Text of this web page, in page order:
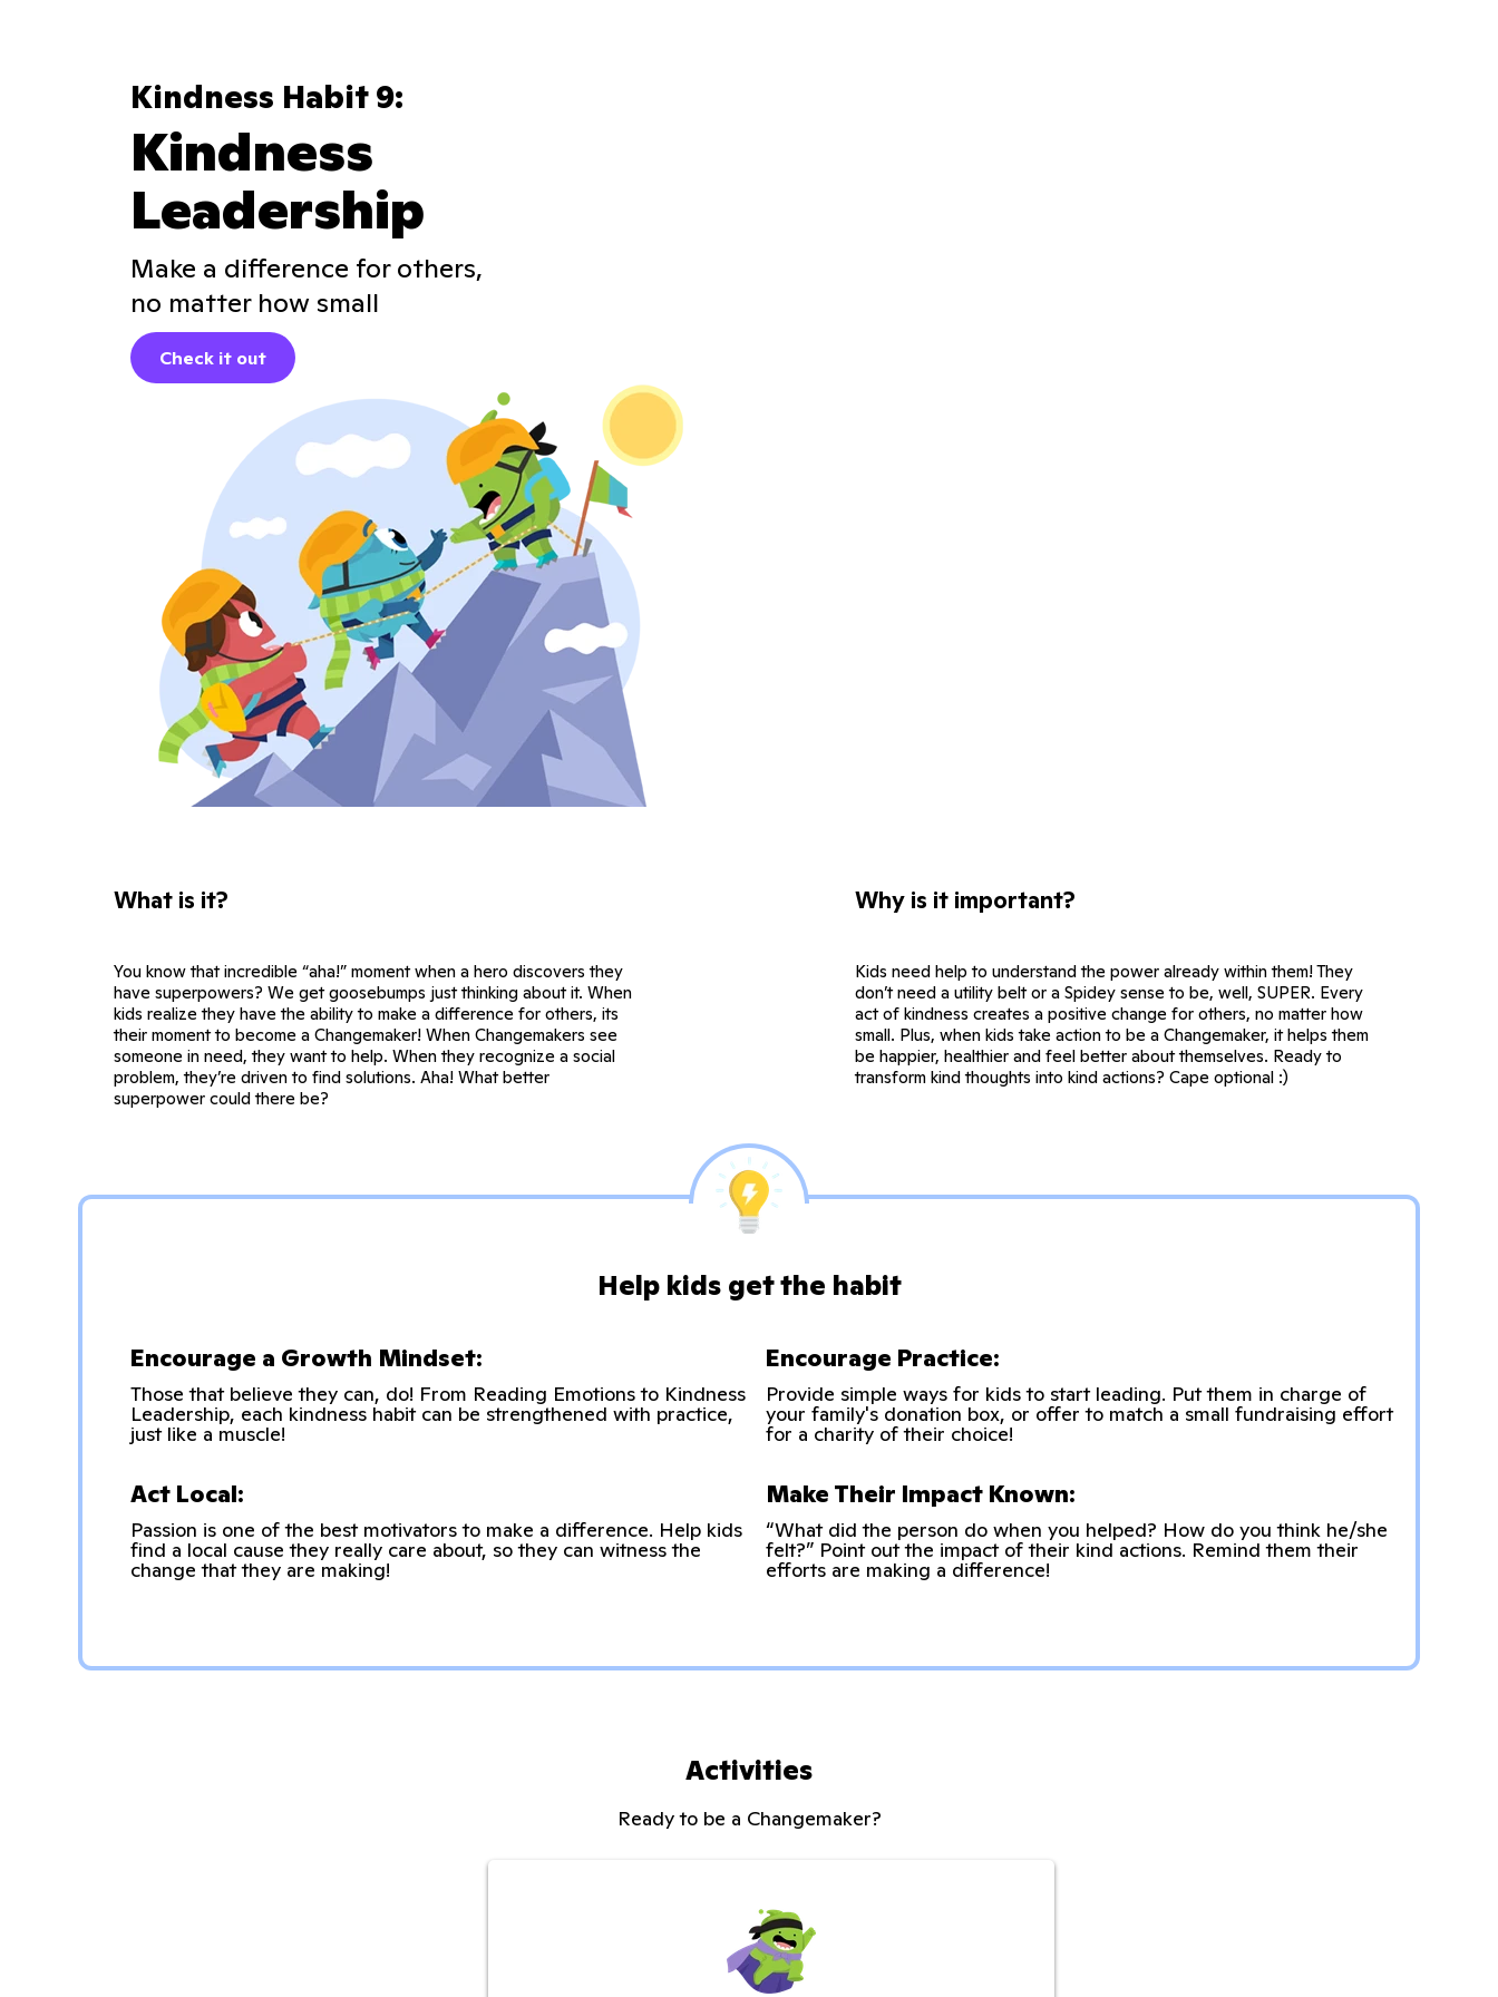
Kindness Habit 9:
Kindness
Leadership
Make a difference for others,
no matter how small
Check it out
What is it?
You know that incredible “aha!” moment when a hero discovers they
have superpowers? We get goosebumps just thinking about it. When
kids realize they have the ability to make a difference for others, its
their moment to become a Changemaker! When Changemakers see
someone in need, they want to help. When they recognize a social
problem, they’re driven to find solutions. Aha! What better
superpower could there be?
Why is it important?
Kids need help to understand the power already within them! They
don’t need a utility belt or a Spidey sense to be, well, SUPER. Every
act of kindness creates a positive change for others, no matter how
small. Plus, when kids take action to be a Changemaker, it helps them
be happier, healthier and feel better about themselves. Ready to
transform kind thoughts into kind actions? Cape optional :)
Help kids get the habit
Encourage a Growth Mindset:
Those that believe they can, do! From Reading Emotions to Kindness
Leadership, each kindness habit can be strengthened with practice,
just like a muscle!
Act Local:
Passion is one of the best motivators to make a difference. Help kids
find a local cause they really care about, so they can witness the
change that they are making!
Encourage Practice:
Provide simple ways for kids to start leading. Put them in charge of
your family's donation box, or offer to match a small fundraising effort
for a charity of their choice!
Make Their Impact Known:
“What did the person do when you helped? How do you think he/she
felt?” Point out the impact of their kind actions. Remind them their
efforts are making a difference!
Activities
Ready to be a Changemaker?